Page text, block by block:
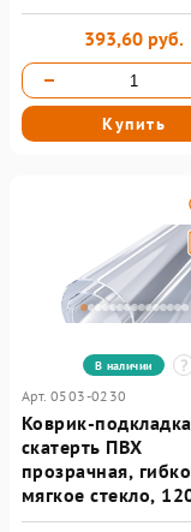
393,60 руб.
Купить
В наличии
Арт. 0503-0230
Коврик-
скатерть ПВХ
прозрачная,
мягкое стекло,
см, 0,5 мм,